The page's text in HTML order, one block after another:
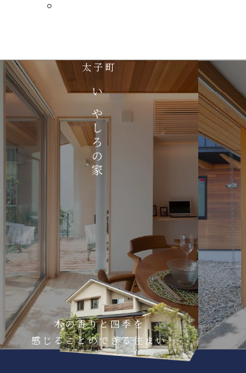
太子町
いやしろの家
木の香りと四季を
感じることのできる住まい